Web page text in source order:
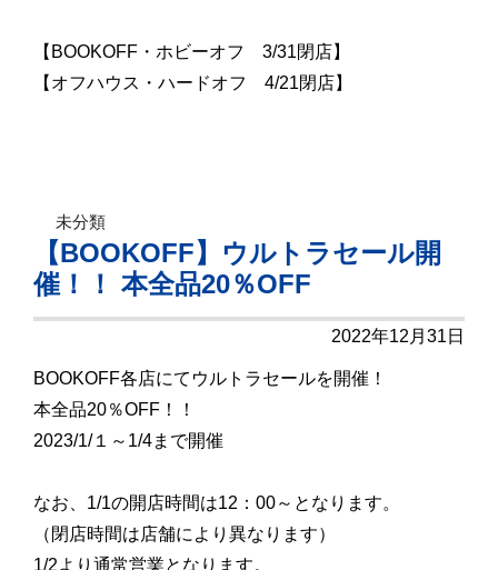
【BOOKOFF・ホビーオフ 3/31閉店】
【オフハウス・ハードオフ 4/21閉店】
未分類
【BOOKOFF】ウルトラセール開
催！！ 本全品20％OFF
2022年12月31日
BOOKOFF各店にてウルトラセールを開催！
本全品20％OFF！！
2023/1/１～1/4まで開催
なお、1/1の開店時間は12：00～となります。
（閉店時間は店舗により異なります）
1/2より通常営業となります。